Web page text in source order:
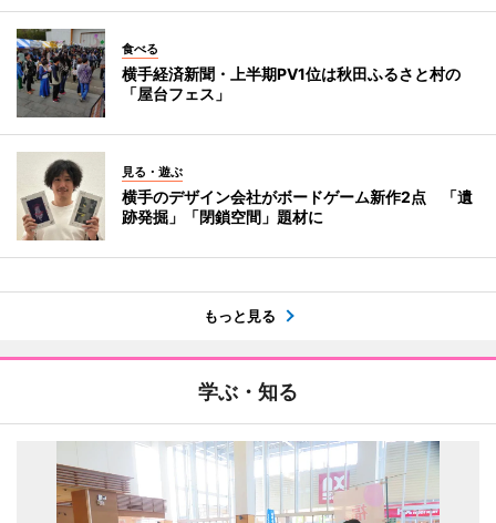
食べる
横手経済新聞・上半期PV1位は秋田ふるさと村の
「屋台フェス」
見る・遊ぶ
横手のデザイン会社がボードゲーム新作2点 「遺
跡発掘」「閉鎖空間」題材に
もっと見る
学ぶ・知る